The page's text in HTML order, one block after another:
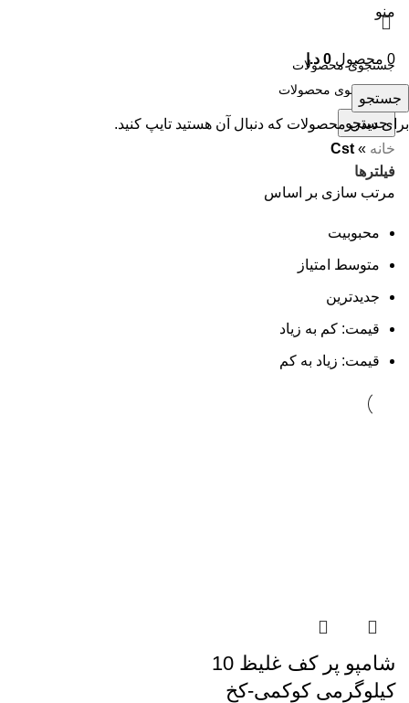
منو
0 محصول 0 د.إ
جستجو
خانه »
Cst
فیلترها
مرتب سازی بر اساس
محبوبیت
متوسط امتیاز
جدیدترین
قیمت: کم به زیاد
قیمت: زیاد به کم
شامپو پر کف غلیظ 10
کیلوگرمی کوکمی-کخ
جستجو
برای دیدن محصولات که دنبال آن هستید تایپ کنید.